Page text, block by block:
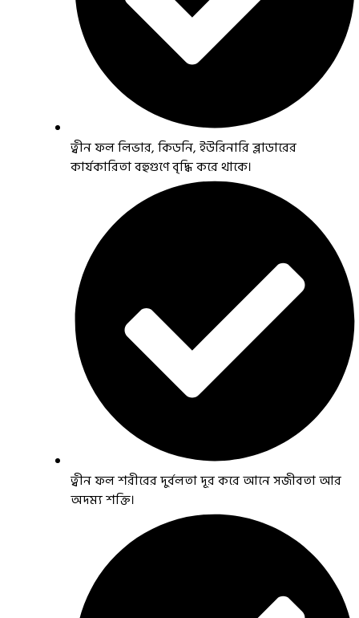
ত্বীন ফল লিভার, কিডনি, ইউরিনারি ব্লাডারের
কার্যকারিতা বহুগুণে বৃদ্ধি করে থাকে।
ত্বীন ফল শরীরের দুর্বলতা দূর করে আনে সজীবতা আর
অদম্য শক্তি।